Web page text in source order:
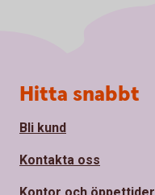
Sidfot
Hitta snabbt
Bli kund
Kontakta oss
Kontor och öppettider